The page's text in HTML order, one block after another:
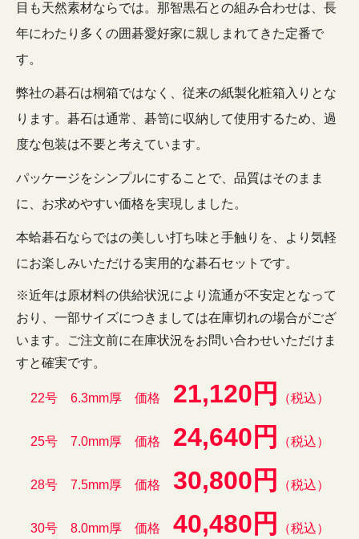
目も天然素材ならでは。那智黒石との組み合わせは、長
年にわたり多くの囲碁愛好家に親しまれてきた定番で
す。
弊社の碁石は桐箱ではなく、従来の紙製化粧箱入りとな
ります。碁石は通常、碁笥に収納して使用するため、過
度な包装は不要と考えています。
パッケージをシンプルにすることで、品質はそのまま
に、お求めやすい価格を実現しました。
本蛤碁石ならではの美しい打ち味と手触りを、より気軽
にお楽しみいただける実用的な碁石セットです。
※近年は原材料の供給状況により流通が不安定となって
おり、一部サイズにつきましては在庫切れの場合がござ
います。ご注文前に在庫状況をお問い合わせいただけま
すと確実です。
22号 6.3mm厚 価格 21,120円 （税込）
25号 7.0mm厚 価格 24,640円 （税込）
28号 7.5mm厚 価格 30,800円 （税込）
30号 8.0mm厚 価格 40,480円 （税込）